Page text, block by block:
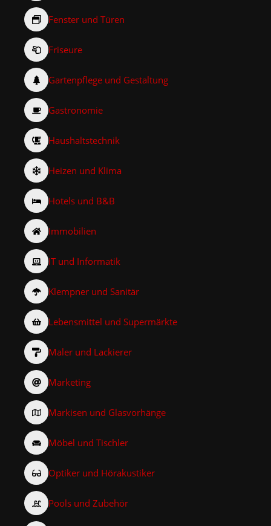
Fenster und Türen
Friseure
Gartenpflege und Gestaltung
Gastronomie
Haushaltstechnik
Heizen und Klima
Hotels und B&B
Immobilien
IT und Informatik
Klempner und Sanitär
Lebensmittel und Supermärkte
Maler und Lackierer
Marketing
Markisen und Glasvorhänge
Möbel und Tischler
Optiker und Hörakustiker
Pools und Zubehör